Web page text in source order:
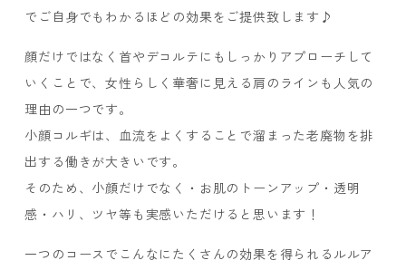
でご自身でもわかるほどの効果をご提供致します♪
顔だけではなく首やデコルテにもしっかりアプローチして
いくことで、女性らしく華奢に見える肩のラインも人気の
理由の一つです。
小顔コルギは、血流をよくすることで溜まった老廃物を排
出する働きが大きいです。
そのため、小顔だけでなく・お肌のトーンアップ・透明
感・ハリ、ツヤ等も実感いただけると思います！
一つのコースでこんなにたくさんの効果を得られるルルア